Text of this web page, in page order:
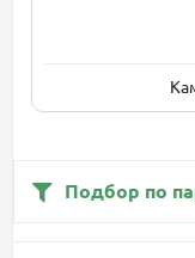
Подбор по